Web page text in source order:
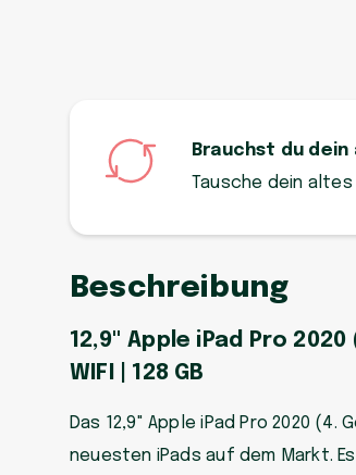
Brauchst du
Tausche dein
Beschreibung
12,9" Apple iPad Pro 2020
WIFI | 128 GB
Das 12,9" Apple iPad Pro 2020 (4.
neuesten iPads auf dem Markt.